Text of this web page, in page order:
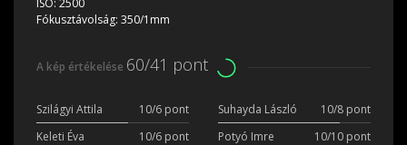
ISO: 2500
Fókusztávolság: 350/1mm
A kép értékelése 60/41 pont
Szilágyi Attila 10/6 pont Suhayda László
10/8 pont
Keleti Éva
10/6 pont Potyó Imre
10/10 pont